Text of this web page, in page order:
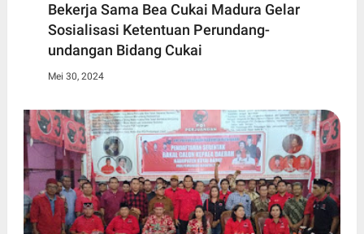
Bekerja Sama Bea Cukai Madura Gelar
Sosialisasi Ketentuan Perundang-
undangan Bidang Cukai
Mei 30, 2024